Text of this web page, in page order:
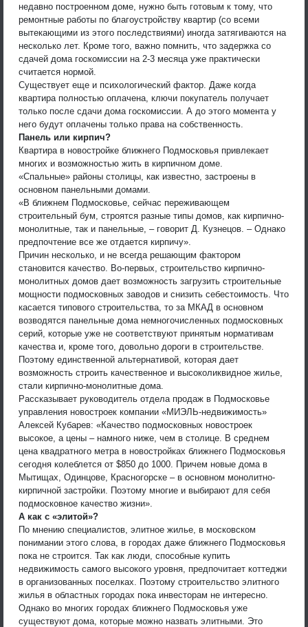
недавно построенном доме, нужно быть готовым к тому, что
ремонтные работы по благоустройству квартир (со всеми
вытекающими из этого последствиями) иногда затягиваются на
несколько лет. Кроме того, важно помнить, что задержка со
сдачей дома госкомиссии на 2-3 месяца уже практически
считается нормой.
Существует еще и психологический фактор. Даже когда
квартира полностью оплачена, ключи покупатель получает
только после сдачи дома госкомиссии. А до этого момента у
него будут оплачены только права на собственность.
Панель или кирпич?
Квартира в новостройке ближнего Подмосковья привлекает
многих и возможностью жить в кирпичном доме.
«Спальные» районы столицы, как известно, застроены в
основном панельными домами.
«В ближнем Подмосковье, сейчас переживающем
строительный бум, строятся разные типы домов, как кирпично-
монолитные, так и панельные, – говорит Д. Кузнецов. – Однако
предпочтение все же отдается кирпичу».
Причин несколько, и не всегда решающим фактором
становится качество. Во-первых, строительство кирпично-
монолитных домов дает возможность загрузить строительные
мощности подмосковных заводов и снизить себестоимость. Что
касается типового строительства, то за МКАД в основном
возводятся панельные дома немногочисленных подмосковных
серий, которые уже не соответствуют принятым нормативам
качества и, кроме того, довольно дороги в строительстве.
Поэтому единственной альтернативой, которая дает
возможность строить качественное и высоколиквидное жилье,
стали кирпично-монолитные дома.
Рассказывает руководитель отдела продаж в Подмосковье
управления новостроек компании «МИЭЛЬ-недвижимость»
Алексей Кубарев: «Качество подмосковных новостроек
высокое, а цены – намного ниже, чем в столице. В среднем
цена квадратного метра в новостройках ближнего Подмосковья
сегодня колеблется от $850 до 1000. Причем новые дома в
Мытищах, Одинцове, Красногорске – в основном монолитно-
кирпичной застройки. Поэтому многие и выбирают для себя
подмосковное качество жизни».
А как с «элитой»?
По мнению специалистов, элитное жилье, в московском
понимании этого слова, в городах даже ближнего Подмосковья
пока не строится. Так как люди, способные купить
недвижимость самого высокого уровня, предпочитает коттеджи
в организованных поселках. Поэтому строительство элитного
жилья в областных городах пока инвесторам не интересно.
Однако во многих городах ближнего Подмосковья уже
существуют дома, которые можно назвать элитными. Это